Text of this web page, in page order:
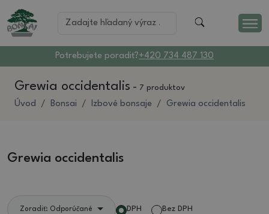
Potrebujete poradiť?+420 734 487 130
Grewia occidentalis - 7 produktov
Úvod Bonsai Izbové bonsaje Grewia occidentalis
Grewia occidentalis
Zoradiť: Odporúčané DPH Bez DPH